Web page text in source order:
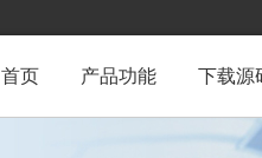
首页 产品功能 下载源